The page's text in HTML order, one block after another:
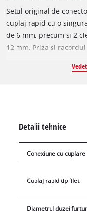
Setul original de
cuplaj rapid cu o
de 6 mm, precum si 2
12 mm. Priza si
satisface cerinte
de conectare pe
Detalii tehnice
Conexiune cu cuplare
Cuplaj rapid tip filet
Diametrul duzei